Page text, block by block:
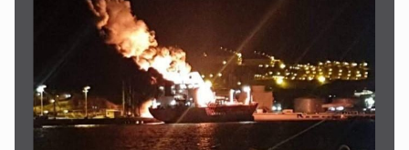
ŞOK! David Seliverstov ölkədən qaçdı